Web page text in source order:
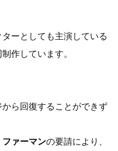
ーとしても主演している
作しています。
ら回復することができず
ファーマンの要請により、